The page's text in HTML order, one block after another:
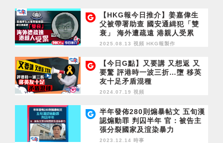
【HKG報今日推介】姜嘉偉生
父被帶署助查 國安通緝犯「雙
衰」 海外遭疏遠 港親人受累
2025.08.13 視頻 HKG報製作
【今日G點】又要講 又想返 又
要驚 評港時一波三折…墮 移英
友十足矛盾混種
2024.07.19 視頻
半年發佈280則煽暴帖文 五旬漢
認煽動罪 判囚半年 官：被告主
張分裂國家及渲染暴力
2023.12.14 時事